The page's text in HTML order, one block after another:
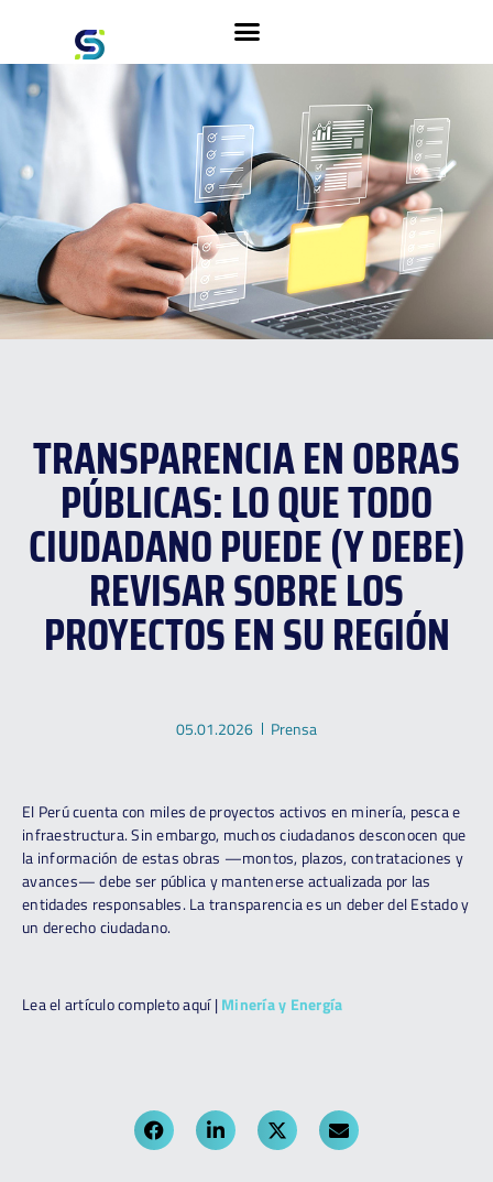
TRANSPARENCIA EN OBRAS
PÚBLICAS: LO QUE TODO
CIUDADANO PUEDE (Y DEBE)
REVISAR SOBRE LOS
PROYECTOS EN SU REGIÓN
05.01.2026 Prensa
El Perú cuenta con miles de proyectos activos en minería, pesca e
infraestructura. Sin embargo, muchos ciudadanos desconocen que
la información de estas obras —montos, plazos, contrataciones y
avances— debe ser pública y mantenerse actualizada por las
entidades responsables. La transparencia es un deber del Estado y
un derecho ciudadano.
Lea el artículo completo aquí |Minería y Energía